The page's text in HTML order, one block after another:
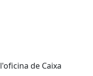
de Caixa